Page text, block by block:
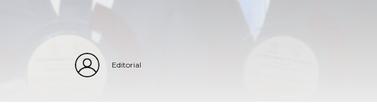
Editorial